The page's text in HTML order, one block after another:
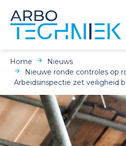
Home
Nieuws
Nieuwe ronde controles op
Arbeidsinspectie zet veiligheid